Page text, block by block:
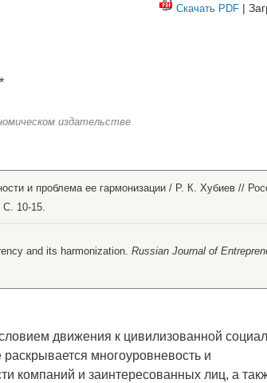
Скачать PDF |
*
издательстве
и проблема ее гармонизации / Р. К. Хубиев //
С. 10-15.
and its harmonization. Russian Journal of
движения к цивилизованной
многоуровневость и
компаний и заинтересованных лиц, а